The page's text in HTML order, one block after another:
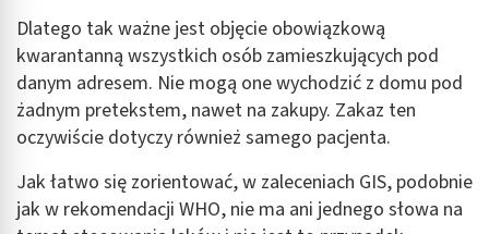
Dlatego tak ważne jest objęcie obowiązkową
kwarantanną wszystkich osób zamieszkujących pod
danym adresem. Nie mogą one wychodzić z domu pod
żadnym pretekstem, nawet na zakupy. Zakaz ten
oczywiście dotyczy również samego pacjenta.
Jak łatwo się zorientować, w zaleceniach GIS, podobnie
jak w rekomendacji WHO, nie ma ani jednego słowa na